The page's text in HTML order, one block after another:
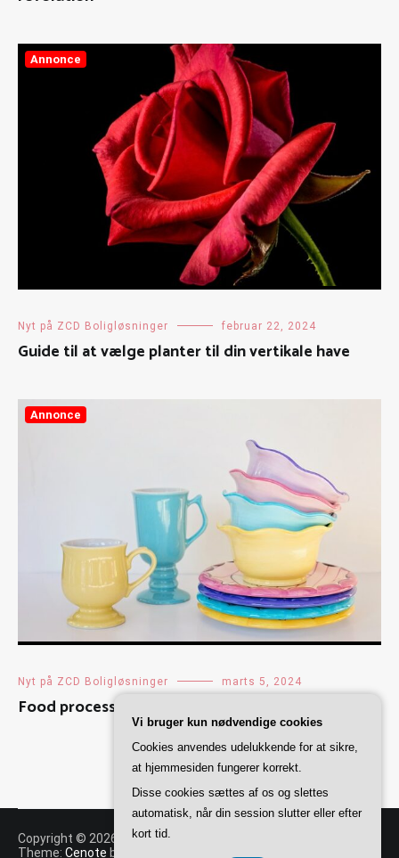
Annonce
Nyt på ZCD Boligløsninger februar 22, 2024
Guide til at vælge planter til din vertikale have
Annonce
Nyt på ZCD Boligløsninger marts 5, 2024
Food processor vs. blender: Hvad er forskellen?
Copyright © 2026 ZCD Boligløsninger
Theme: Cenote by ThemeGrill. Powered by
Vi bruger kun nødvendige cookies
Cookies anvendes udelukkende for at sikre,
at hjemmesiden fungerer korrekt.
Disse cookies sættes af os og slettes
automatisk, når din session slutter eller efter
kort tid.